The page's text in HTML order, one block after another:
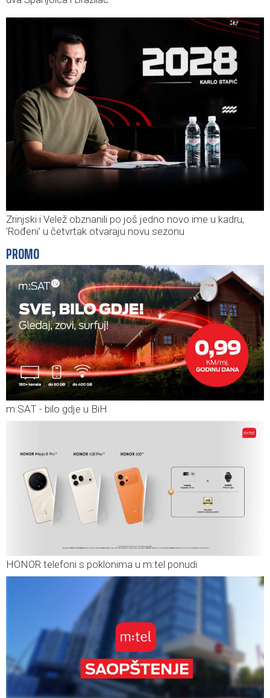
Zrinjski i Velež obznanili po još jedno novo ime u kadru,
'Rođeni' u četvrtak otvaraju novu sezonu
PROMO
m:SAT - bilo gdje u BiH
HONOR telefoni s poklonima u m:tel ponudi